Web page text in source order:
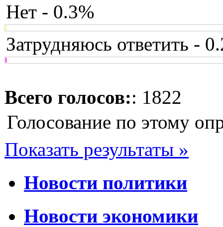
Нет - 0.3%
Затрудняюсь ответить -
Всего голосов:: 1822
Голосование по этому
Показать результаты »
Новости политики
Новости экономики